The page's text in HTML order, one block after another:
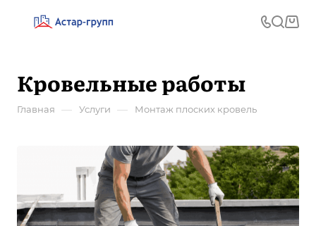
Кровельные работы
Главная — Услуги — Монтаж плоских кровель